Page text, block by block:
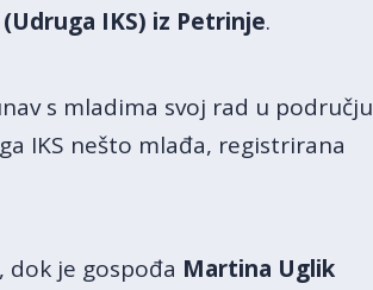
IKS) iz Petrinje.
s mladima svoj rad u području
IKS nešto mlađa, registrirana
, dok je gospođa Martina Uglik